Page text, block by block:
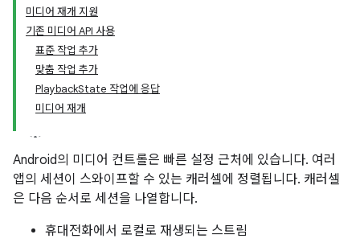
미디어 재개 지원
기존 미디어 API 사용
표준 작업 추가
맞춤 작업 추가
PlaybackState 작업에 응답
미디어 재개
Android의 미디어 컨트롤은 빠른 설정 근처에 있습니다. 여러
앱의 세션이 스와이프할 수 있는 캐러셀에 정렬됩니다. 캐러셀
은 다음 순서로 세션을 나열합니다.
휴대전화에서 로컬로 재생되는 스트림